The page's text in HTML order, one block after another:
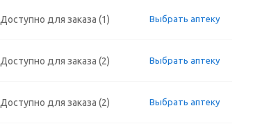
Доступно для заказа (1) Выбрать аптеку
Доступно для заказа (2) Выбрать аптеку
Доступно для заказа (2) Выбрать аптеку